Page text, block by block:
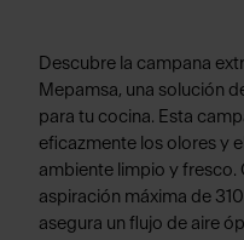
Descubre la campana
Mepamsa, una solución
para tu cocina. Esta
eficazmente los olores y
ambiente limpio y fresco.
aspiración máxima de
asegura un flujo de aire